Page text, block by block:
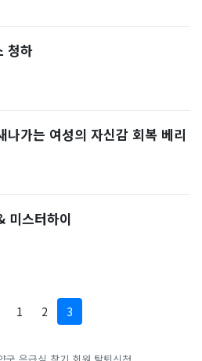
청하
나가는 여성의 자신감 회복 베리
미스터하이
1 2 3